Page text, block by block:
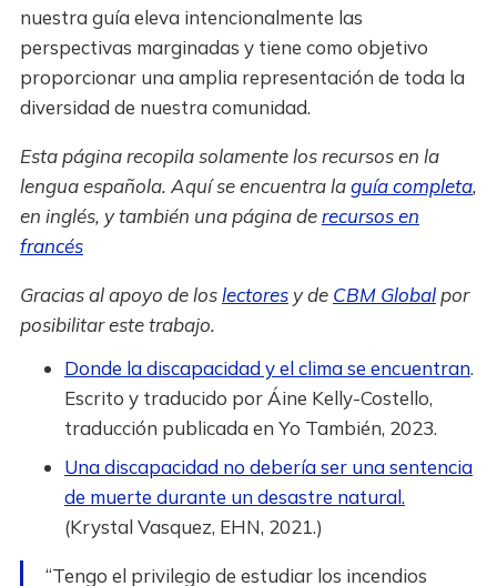
nuestra guía eleva intencionalmente las
perspectivas marginadas y tiene como objetivo
proporcionar una amplia representación de toda la
diversidad de nuestra comunidad.
Esta página recopila solamente los recursos en la
lengua española. Aquí se encuentra laguía completa,
en inglés, y también una página derecursos en
francés
Gracias al apoyo de loslectoresy de CBM Globalpor
posibilitar este trabajo.
Donde la discapacidad y el clima se encuentran.
Escrito y traducido por Áine Kelly-Costello,
traducción publicada en Yo También, 2023.
Una discapacidad no debería ser una sentencia
de muerte durante un desastre natural.
(Krystal Vasquez, EHN, 2021.)
“Tengo el privilegio de estudiar los incendios